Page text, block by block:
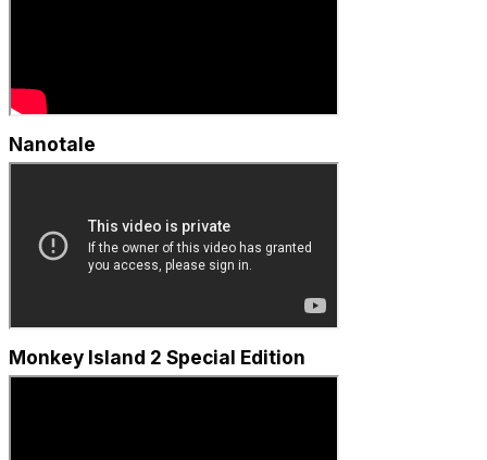
Nanotale
Monkey Island 2 Special Edition